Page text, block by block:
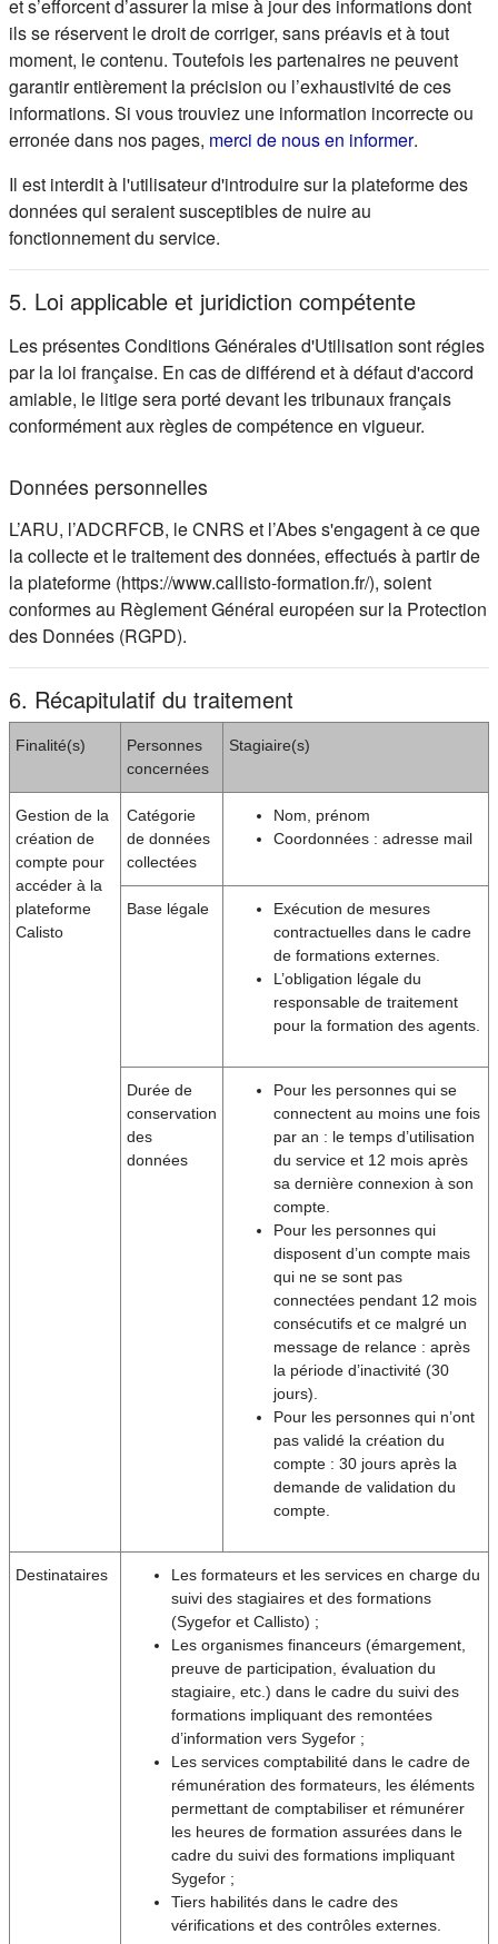
et s’efforcent d’assurer la mise à jour des informations dont
ils se réservent le droit de corriger, sans préavis et à tout
moment, le contenu. Toutefois les partenaires ne peuvent
garantir entièrement la précision ou l’exhaustivité de ces
informations. Si vous trouviez une information incorrecte ou
erronée dans nos pages, merci de nous en informer(s'ouvre
.
Il est interdit à l'utilisateur d'introduire sur la plateforme des
données qui seraient susceptibles de nuire au
fonctionnement du service.
5. Loi applicable et juridiction compétente
Les présentes Conditions Générales d'Utilisation sont régies
par la loi française. En cas de différend et à défaut d'accord
amiable, le litige sera porté devant les tribunaux français
conformément aux règles de compétence en vigueur.
Données personnelles
L’ARU, l’ADCRFCB, le CNRS et l’Abes s'engagent à ce que
la collecte et le traitement des données, effectués à partir de
la plateforme (https://www.callisto-formation.fr/), soient
conformes au Règlement Général européen sur la Protection
des Données (RGPD).
6. Récapitulatif du traitement
Finalité(s)
Personnes
concernées
Stagiaire(s)
Gestion de la
création de
compte pour
accéder à la
plateforme
Calisto
Catégorie
de données
collectées
Nom, prénom
Coordonnées : adresse mail
Base légale
Exécution de mesures
contractuelles dans le cadre
de formations externes.
L’obligation légale du
responsable de traitement
pour la formation des agents.
Durée de
conservation
des
données
Pour les personnes qui se
connectent au moins une fois
par an : le temps d’utilisation
du service et 12 mois après
sa dernière connexion à son
compte.
Pour les personnes qui
disposent d’un compte mais
qui ne se sont pas
connectées pendant 12 mois
consécutifs et ce malgré un
message de relance : après
la période d’inactivité (30
jours).
Pour les personnes qui n’ont
pas validé la création du
compte : 30 jours après la
demande de validation du
compte.
Destinataires
Les formateurs et les services en charge du
suivi des stagiaires et des formations
(Sygefor et Callisto) ;
Les organismes financeurs (émargement,
preuve de participation, évaluation du
stagiaire, etc.) dans le cadre du suivi des
formations impliquant des remontées
d’information vers Sygefor ;
Les services comptabilité dans le cadre de
rémunération des formateurs, les éléments
permettant de comptabiliser et rémunérer
les heures de formation assurées dans le
cadre du suivi des formations impliquant
Sygefor ;
Tiers habilités dans le cadre des
vérifications et des contrôles externes.